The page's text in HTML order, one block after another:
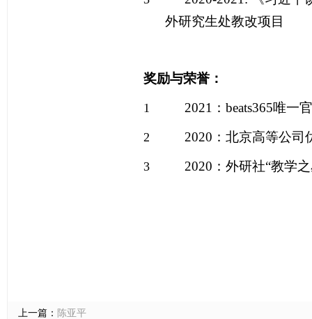
外研究生处教改项目
奖励与荣誉：
1 2021 ：beats365唯一
2 2020 ：北京高等公
3 2020 ：外研社“教学
上一篇： 陈亚平